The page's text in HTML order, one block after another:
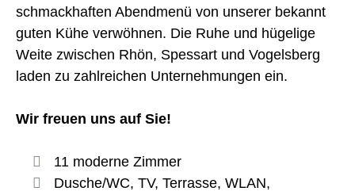
schmackhaften Abendmenü von unserer bekannt
guten Kühe verwöhnen. Die Ruhe und hügelige
Weite zwischen Rhön, Spessart und Vogelsberg
laden zu zahlreichen Unternehmungen ein.
Wir freuen uns auf Sie!
11 moderne Zimmer
Dusche/WC, TV, Terrasse, WLAN,